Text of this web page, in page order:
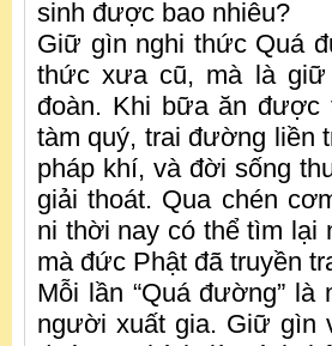
sinh được bao nhiêu?
Giữ gìn nghi thức Quá
thức xưa cũ, mà là giữ
đoàn. Khi bữa ăn được
tàm quý, trai đường liền
pháp khí, và đời sống
giải thoát. Qua chén
ni thời nay có thể tìm lại
mà đức Phật đã truyền
Mỗi lần “Quá đường”
người xuất gia. Giữ gìn